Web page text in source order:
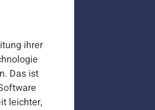
ihrer
Das ist
leichter,